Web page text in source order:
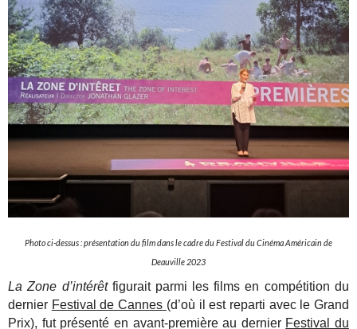
Photo ci-dessus : présentation du film dans le cadre du Festival du Cinéma Américain de
Deauville 2023
La Zone d’intérêt figurait parmi les films en compétition du
dernier Festival de Cannes (d’où il est reparti avec le Grand
Prix), fut présenté en avant-première au dernier Festival du